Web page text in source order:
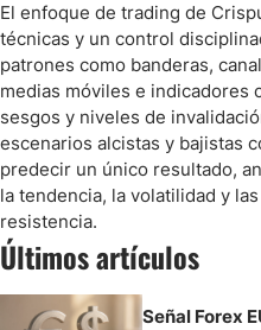
El enfoque de trading de
técnicas y un control
patrones como banderas,
medias móviles e indicadores
sesgos y niveles de
escenarios alcistas y bajistas
predecir un único resultado,
la tendencia, la volatilidad y
resistencia.
Últimos artículos
Señal Forex